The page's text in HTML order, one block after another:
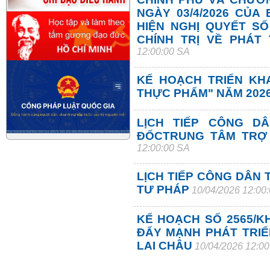
NGÀY 03/4/2026
HIỆN NGHỊ QUYẾT
CHÍNH TRỊ VỀ PHÁT
12:00:00 SA
KẾ HOẠCH TRIỂN
THỰC PHẨM" NĂM
LỊCH TIẾP CÔNG
ĐỐCTRUNG TÂM
12:00:00 SA
LỊCH TIẾP CÔNG DÂN
TƯ PHÁP 10/04/2026
KẾ HOẠCH SỐ 2565/
ĐẨY MẠNH PHÁT
LAI CHÂU 10/04/2026